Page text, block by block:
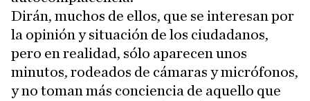
Dirán, muchos de ellos, que se interesan por
la opinión y situación de los ciudadanos,
pero en realidad, sólo aparecen unos
minutos, rodeados de cámaras y micrófonos,
y no toman más conciencia de aquello que